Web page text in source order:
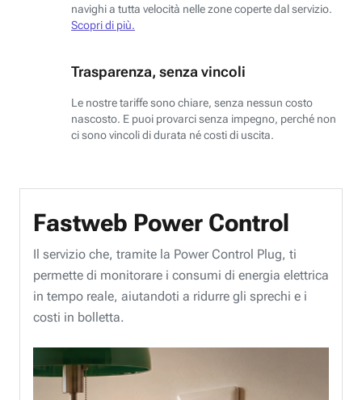
navighi a tutta velocità nelle zone coperte dal servizio.
Scopri di più.
Trasparenza, senza vincoli
Le nostre tariffe sono chiare, senza nessun costo
nascosto. E puoi provarci senza impegno, perché non
ci sono vincoli di durata né costi di uscita.
Fastweb Power Control
Il servizio che, tramite la Power Control Plug, ti
permette di monitorare i consumi di energia elettrica
in tempo reale, aiutandoti a ridurre gli sprechi e i
costi in bolletta.